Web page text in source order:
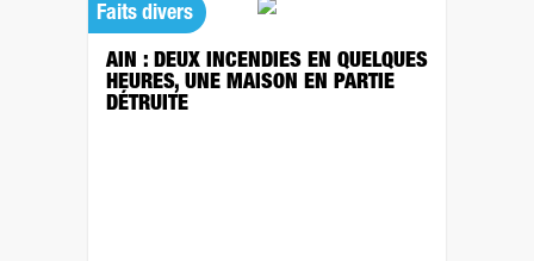
Faits divers
AIN : DEUX INCENDIES EN QUELQUES
HEURES, UNE MAISON EN PARTIE
DÉTRUITE